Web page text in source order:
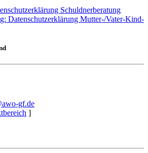
Schuldnerberatung
Datenschutzerklärung Mutter-/Vater-Kind-
d
gf.de
]